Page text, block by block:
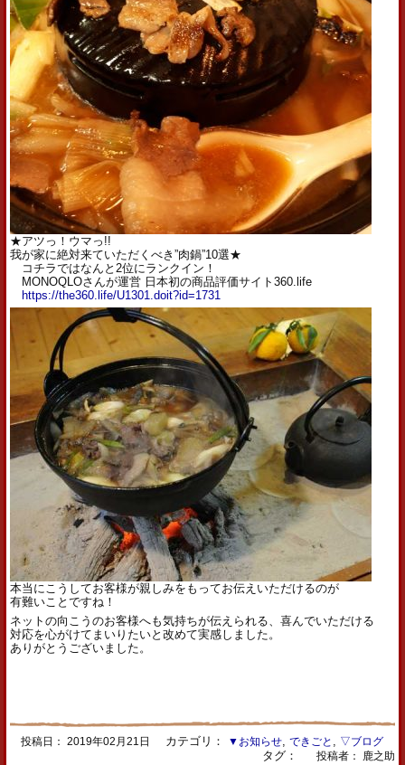
★アツっ！ウマっ!!
我が家に絶対来ていただくべき”肉鍋”10選★
コチラではなんと2位にランクイン！
MONOQLOさんが運営 日本初の商品評価サイト360.life
https://the360.life/U1301.doit?id=1731
本当にこうしてお客様が親しみをもってお伝えいただけるのが
有難いことですね！
ネットの向こうのお客様へも気持ちが伝えられる、喜んでいただける
対応を心がけてまいりたいと改めて実感しました。
ありがとうございました。
投稿日： 2019年02月21日 カテゴリ： ▼お知らせ, できごと ▽ブログ
タグ： 投稿者： 鹿之助